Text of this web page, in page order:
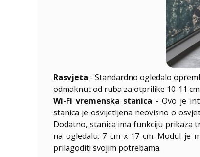
Rasvjeta - Standardno ogledalo
odmaknut od ruba za otprilike 10-11
Wi-Fi vremenska stanica - Ovo je
stanica je osvijetljena neovisno o
Dodatno, stanica ima funkciju prikaza
na ogledalu: 7 cm x 17 cm. Modul je
prilagoditi svojim potrebama.